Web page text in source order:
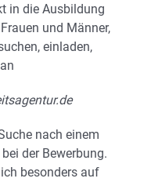
in die Ausbildung
und Männer,
einladen,
nach einem
der Bewerbung.
besonders auf